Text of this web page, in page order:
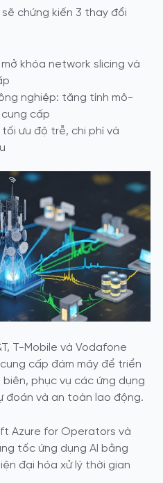
chứng kiến 3 thay đổi
khóa network slicing và
nghiệp: tăng tính mô-
cấp
ưu độ trễ, chi phí và
T-Mobile và Vodafone
cấp đám mây để triển
phục vụ các ứng dụng
đoán và an toàn lao động.
Azure for Operators và
tốc ứng dụng AI bằng
đại hóa xử lý thời gian